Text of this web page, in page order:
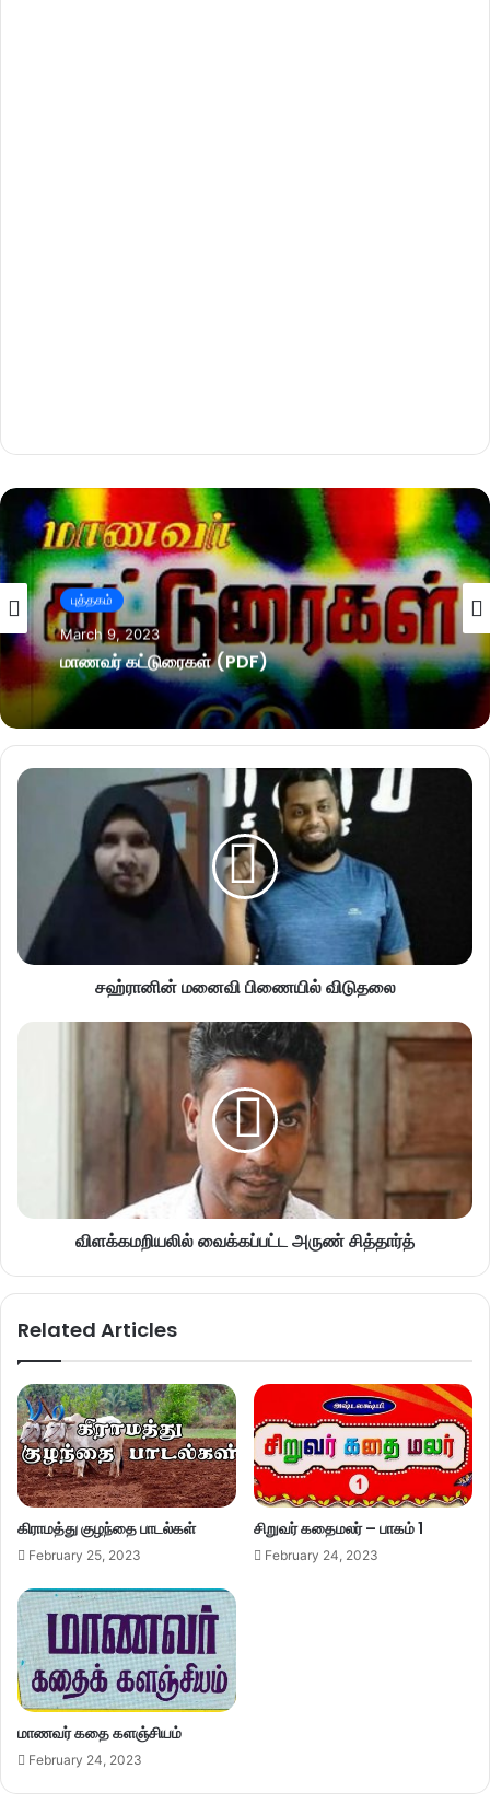
புத்தகம்
March 9, 2023
மாணவர் கட்டுரைகள் (PDF)
சஹ்ரானின் மனைவி பிணையில் விடுதலை
விளக்கமறியலில் வைக்கப்பட்ட அருண் சித்தார்த்
Related Articles
கிராமத்து குழந்தை பாடல்கள்
February 25, 2023
சிறுவர் கதைமலர் – பாகம் 1
February 24, 2023
மாணவர் கதை களஞ்சியம்
February 24, 2023